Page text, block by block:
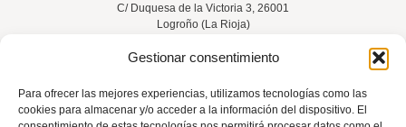
Gestionar consentimiento
Para ofrecer las mejores experiencias, utilizamos tecnologías como las
cookies para almacenar y/o acceder a la información del dispositivo. El
C/ Duquesa de la Victoria 3, 26001
Logroño (La Rioja)